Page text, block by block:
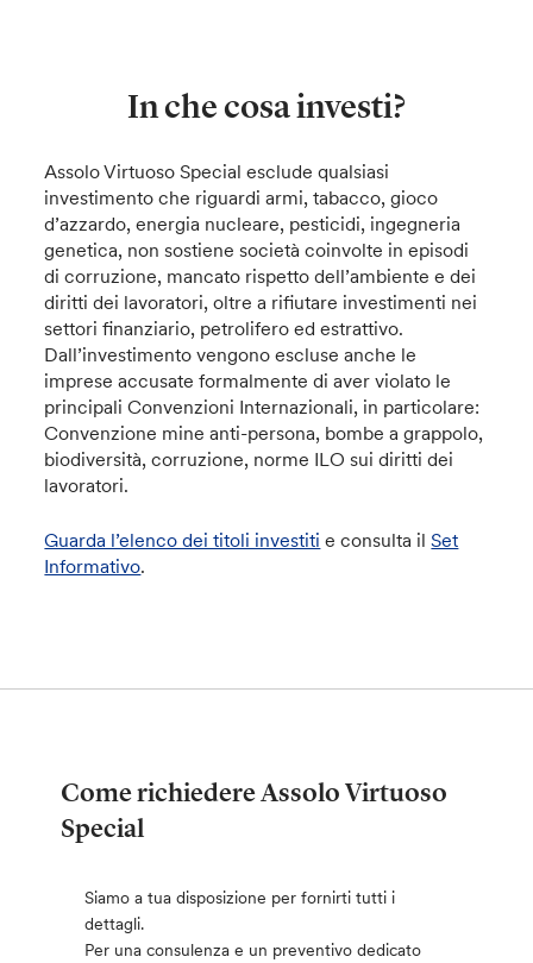
In che cosa investi?
Assolo Virtuoso Special esclude qualsiasi
investimento che riguardi armi, tabacco, gioco
d’azzardo, energia nucleare, pesticidi, ingegneria
genetica, non sostiene società coinvolte in episodi
di corruzione, mancato rispetto dell’ambiente e dei
diritti dei lavoratori, oltre a rifiutare investimenti nei
settori finanziario, petrolifero ed estrattivo.
Dall’investimento vengono escluse anche le
imprese accusate formalmente di aver violato le
principali Convenzioni Internazionali, in particolare:
Convenzione mine anti-persona, bombe a grappolo,
biodiversità, corruzione, norme ILO sui diritti dei
lavoratori.
Guarda l’elenco dei titoli investiti e consulta ilSet
Informativo.
Come richiedere Assolo Virtuoso
Special
Siamo a tua disposizione per fornirti tutti i
dettagli.
Per una consulenza e un preventivo dedicato